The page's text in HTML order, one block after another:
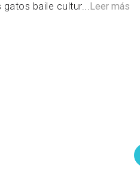
gatos baile cultur...Leer más